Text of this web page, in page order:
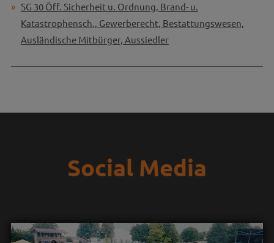
SG 30 Öff. Sicherheit u. Ordnung, Brand- u.
Katastrophensch., Gewerberecht, Bestattungswesen,
Ausländische Mitbürger, Aussiedler
Social Media